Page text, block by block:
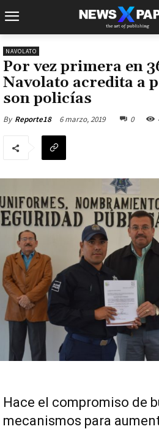
NAVOLATO
Por vez primera en
Navolato acredita a
son policías
By Reporte18 6 marzo, 2019 0
Hace el compromiso de
mecanismos para